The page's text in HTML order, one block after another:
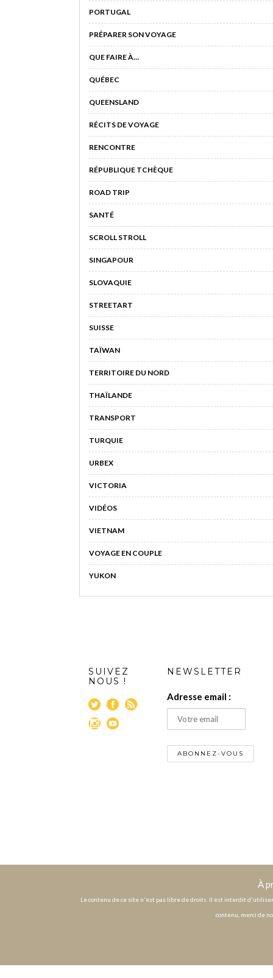
PORTUGAL
PRÉPARER SON VOYAGE
QUE FAIRE À…
QUÉBEC
QUEENSLAND
RÉCITS DE VOYAGE
RENCONTRE
RÉPUBLIQUE TCHÈQUE
ROAD TRIP
SANTÉ
SCROLL STROLL
SINGAPOUR
SLOVAQUIE
STREETART
SUISSE
TAÏWAN
TERRITOIRE DU NORD
THAÏLANDE
TRANSPORT
TURQUIE
URBEX
VICTORIA
VIDÉOS
VIETNAM
VOYAGE EN COUPLE
YUKON
SUIVEZ
NOUS !
NEWSLETTER
Adresse email :
À
Le contenu de ce site n'est pas libre de droits. Il est interdit
contenu, merci de